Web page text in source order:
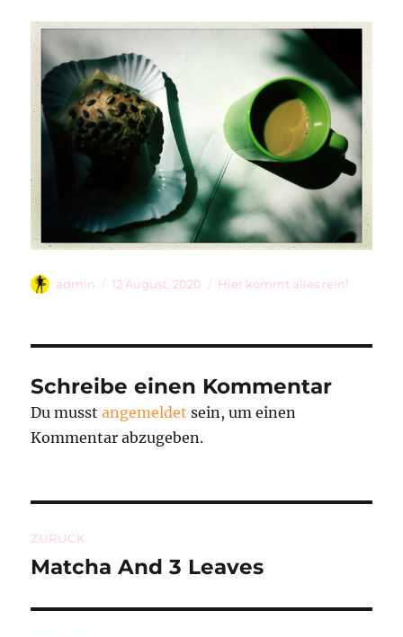
Autor
admin
Veröffentlicht
12 August, 2020 Kategorien
Hier kommt alles rein!
Schreibe einen Kommentar
Du musstangemeldet sein, um einen
Kommentar abzugeben.
ZURÜCK
Vorheriger
Matcha And 3 Leaves